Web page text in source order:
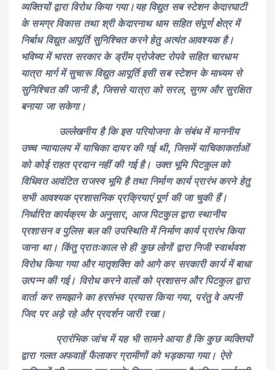
व्यक्तियों द्वारा विरोध किया गया।यह विद्युत सब स्टेशन केदारघाटी
के समग्र विकास तथा श्री केदारनाथ धाम सहित संपूर्ण क्षेत्र में
निर्बाध विद्युत आपूर्ति सुनिश्चित करने हेतु अत्यंत आवश्यक है।
भविष्य में भारत सरकार के ड्रीम प्रोजेक्ट रोपवे सहित चारधाम
यात्रा मार्ग में सुचारू विद्युत आपूर्ति इसी सब स्टेशन के माध्यम से
सुनिश्चित की जानी है, जिससे यात्रा को सरल, सुगम और सुरक्षित
बनाया जा सकेगा।
उल्लेखनीय है कि इस परियोजना के संबंध में माननीय
उच्च न्यायालय में याचिका दायर की गई थी, जिसमें याचिकाकर्ताओं
को कोई राहत प्रदान नहीं की गई है। उक्त भूमि पिटकुल को
विधिवत आवंटित राजस्व भूमि है तथा निर्माण कार्य प्रारंभ करने हेतु
सभी आवश्यक प्रशासनिक प्रक्रियाएं पूर्ण की जा चुकी हैं।
निर्धारित कार्यक्रम के अनुसार, आज पिटकुल द्वारा स्थानीय
प्रशासन व पुलिस बल की उपस्थिति में निर्माण कार्य प्रारंभ किया
जाना था। किंतु प्रातःकाल से ही कुछ लोगों द्वारा निजी स्वार्थवश
विरोध किया गया और मातृशक्ति को आगे कर सरकारी कार्य में बाधा
उत्पन्न की गई। विरोध करने वालों को प्रशासन और पिटकुल द्वारा
वार्ता कर समझाने का हरसंभव प्रयास किया गया, परंतु वे अपनी
जिद पर अड़े रहे और प्रदर्शन जारी रखा।
प्रारंभिक जांच में यह भी सामने आया है कि कुछ व्यक्तियों
द्वारा गलत अफवाहें फैलाकर ग्रामीणों को भड़काया गया। ऐसे